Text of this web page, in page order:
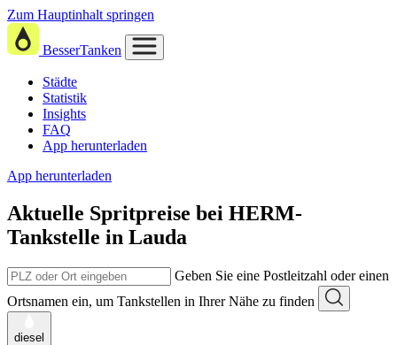
Zum Hauptinhalt springen
BesserTanken
Städte
Statistik
Insights
FAQ
App herunterladen
App herunterladen
Aktuelle Spritpreise bei HERM-
Tankstelle in Lauda
Geben Sie eine Postleitzahl oder einen
Ortsnamen ein, um Tankstellen in Ihrer Nähe zu finden
diesel